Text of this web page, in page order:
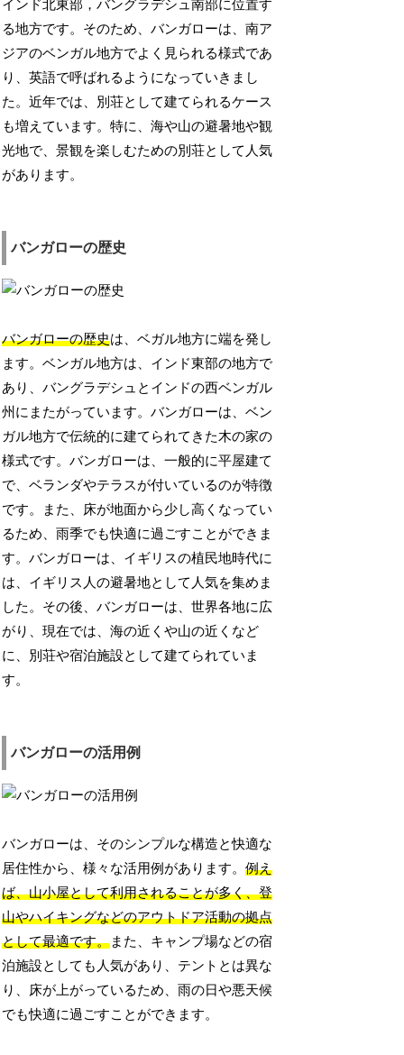
インド北東部，バングラデシュ南部に位置す
る地方です。そのため、バンガローは、南ア
ジアのベンガル地方でよく見られる様式であ
り、英語で呼ばれるようになっていきまし
た。近年では、別荘として建てられるケース
も増えています。特に、海や山の避暑地や観
光地で、景観を楽しむための別荘として人気
があります。
バンガローの歴史
バンガローの歴史は、ベガル地方に端を発し
ます。ベンガル地方は、インド東部の地方で
あり、バングラデシュとインドの西ベンガル
州にまたがっています。バンガローは、ベン
ガル地方で伝統的に建てられてきた木の家の
様式です。バンガローは、一般的に平屋建て
で、ベランダやテラスが付いているのが特徴
です。また、床が地面から少し高くなってい
るため、雨季でも快適に過ごすことができま
す。バンガローは、イギリスの植民地時代に
は、イギリス人の避暑地として人気を集めま
した。その後、バンガローは、世界各地に広
がり、現在では、海の近くや山の近くなど
に、別荘や宿泊施設として建てられていま
す。
バンガローの活用例
バンガローは、そのシンプルな構造と快適な
居住性から、様々な活用例があります。例え
ば、山小屋として利用されることが多く、登
山やハイキングなどのアウトドア活動の拠点
として最適です。また、キャンプ場などの宿
泊施設としても人気があり、テントとは異な
り、床が上がっているため、雨の日や悪天候
でも快適に過ごすことができます。